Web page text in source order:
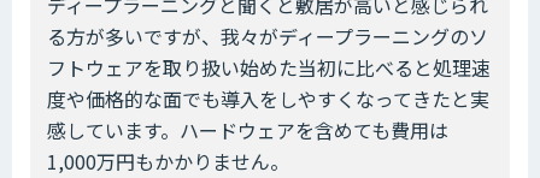
る方が多いですが、我々がディープラーニングのソ
フトウェアを取り扱い始めた当初に比べると処理速
度や価格的な面でも導入をしやすくなってきたと実
感しています。ハードウェアを含めても費用は
1,000万円もかかりません。